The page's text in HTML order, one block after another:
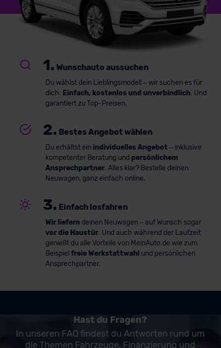
1. Wunschauto aussuchen
Du wählst dein Lieblingsmodell – wir suchen es für
dich. Einfach, kostenlos und unverbindlich. Und
garantiert zu Top-Preisen.
2. Bestes Angebot wählen
Du erhältst ein individuelles Angebot – inklusive
kompetenter Beratung und persönlichem
Ansprechpartner. Alles klar? Bestelle deinen
Neuwagen, ganz einfach online.
3. Einfach losfahren
Wir liefern deinen Neuwagen – auf Wunsch sogar
vor die Haustür. Und auch während der Laufzeit
genießt du alle Vorteile von MeinAuto.de wie zum
Beispiel freie Werkstattwahl und persönlichen
Ansprechpartner.
Hast du Fragen?
In unseren FAQ findest du Antworten rund um
die Themen Fahrzeuge, Finanzierung und